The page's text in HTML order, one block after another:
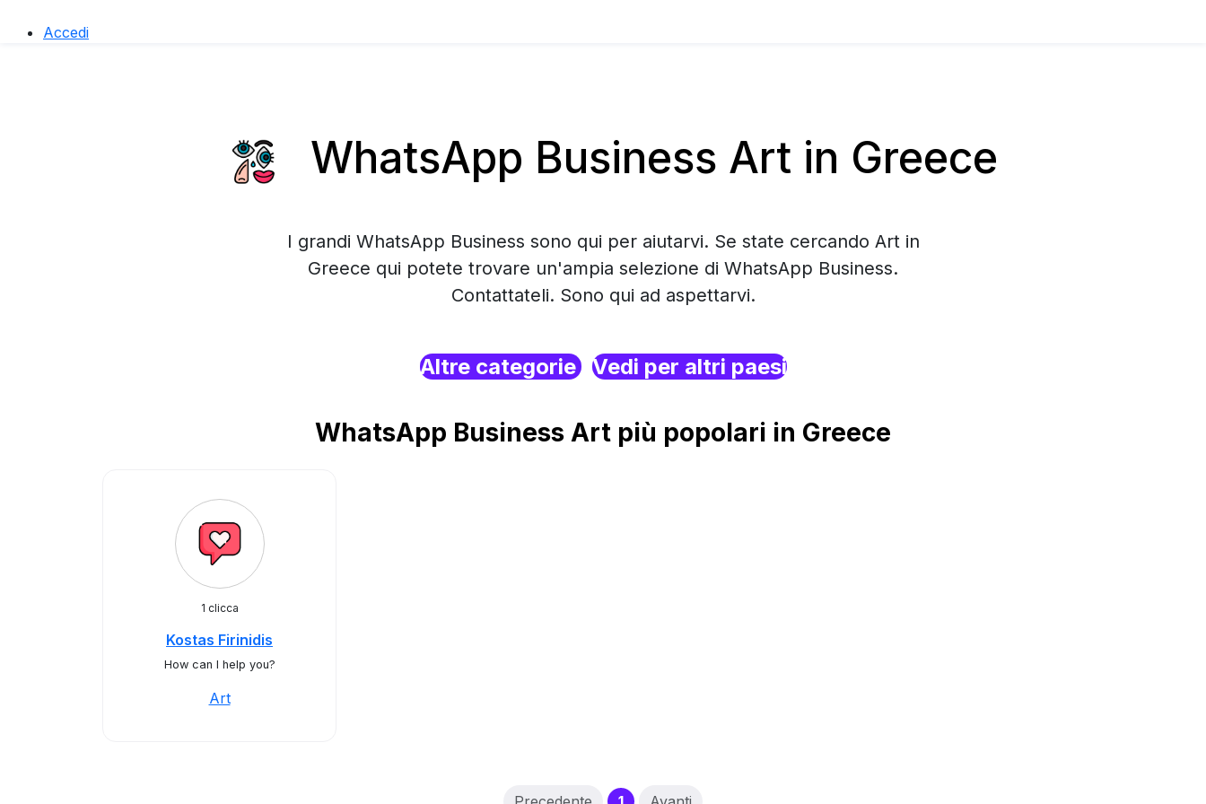
Accedi
WhatsApp Business Art in Greece
I grandi WhatsApp Business sono qui per aiutarvi. Se state cercando Art in
Greece qui potete trovare un'ampia selezione di WhatsApp Business.
Contattateli. Sono qui ad aspettarvi.
Altre categorie Vedi per altri paesi
WhatsApp Business Art più popolari in Greece
1 clicca
Kostas Firinidis
How can I help you?
Art
(current)